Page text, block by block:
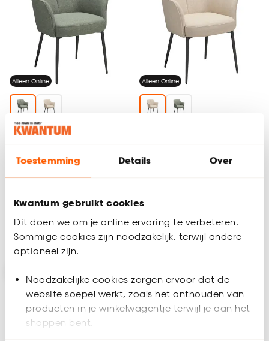
Toestemming Details Over
Kwantum gebruikt cookies
Dit doen we om je online ervaring te verbeteren.
Sommige cookies zijn noodzakelijk, terwijl andere
optioneel zijn.
Noodzakelijke cookies zorgen ervoor dat de
website soepel werkt, zoals het onthouden van
producten in je winkelwagentje terwijl je aan het
shoppen bent.
Alleen Online
Stoel Comerio Groen
4.8(22)
105.
-
Bezorgen 4 werkdagen
Alleen Online
105.
Bezorgen 4 werkdagen